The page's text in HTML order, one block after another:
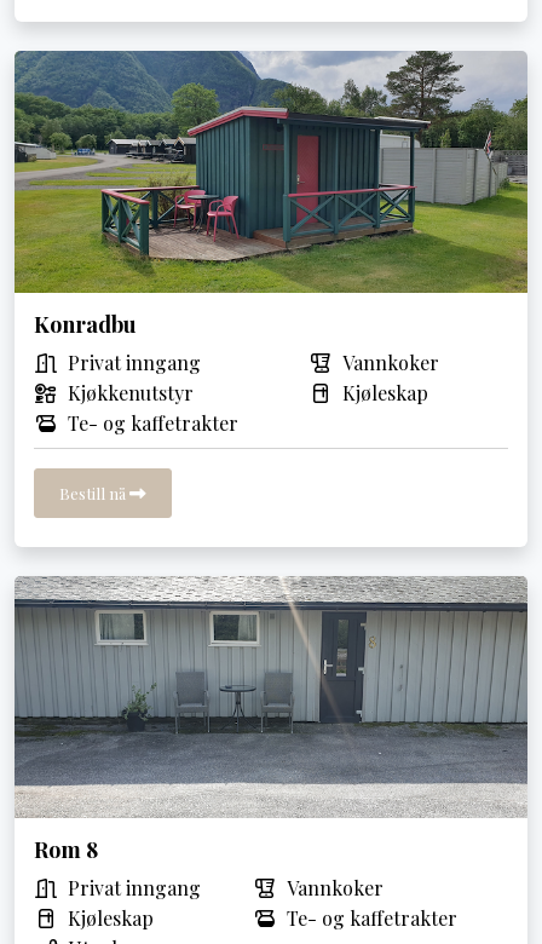
Konradbu
Privat inngang
Vannkoker
Kjøkkenutstyr
Kjøleskap
Te- og kaffetrakter
Bestill nå
Rom 8
Privat inngang
Vannkoker
Kjøleskap
Te- og kaffetrakter